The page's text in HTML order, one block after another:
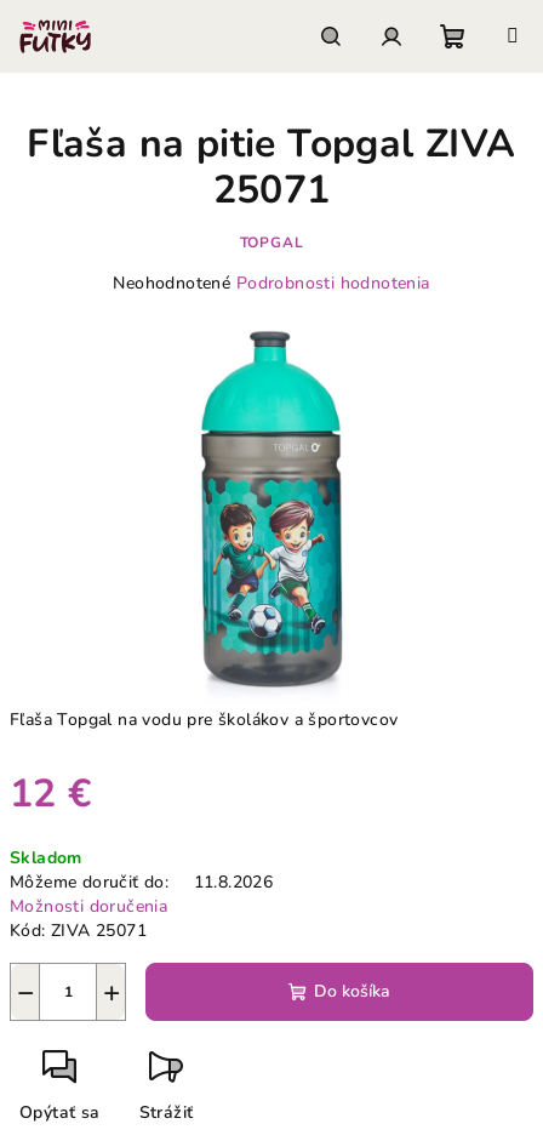
obsah
košík
Fľaša Topgal na vodu pre školákov a športovcov
12 €
cena:
Skladom
Môžeme doručiť do:
11.8.2026
Možnosti doručenia
Kód: ZIVA 25071
+
− Do košíka
Opýtať sa Strážiť
Fľaša na pitie Topgal ZIVA
25071
TOPGAL
Priemerné
hviezdičiek.
Neohodnotené Podrobnosti hodnotenia